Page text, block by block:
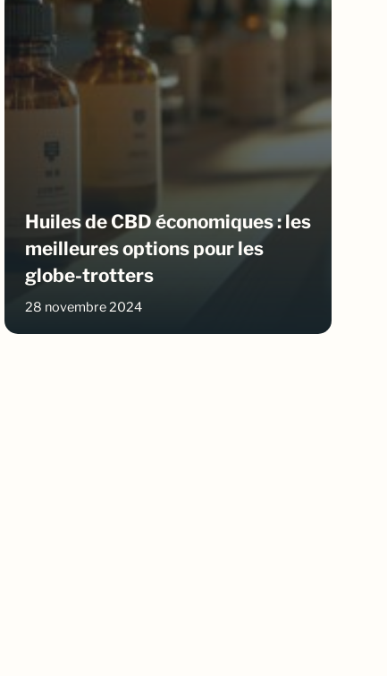
Huiles de CBD économiques : les
meilleures options pour les
globe-trotters
28 novembre 2024